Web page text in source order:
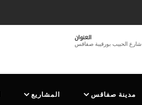
العنوان
شارع الحبيب بورقيبة صفاقس
مدينة صفاقس المشاريع